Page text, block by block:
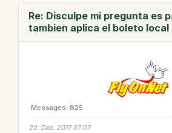
Re: Disculpe mi pregunta es
tambien aplica el boleto local
Messages: 825
20. Dez. 2017 07:07